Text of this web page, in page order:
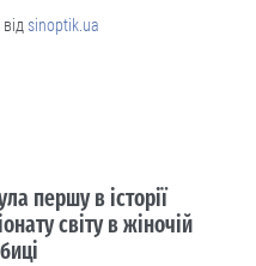
sinoptik.ua
першу в історії
світу в жіночій